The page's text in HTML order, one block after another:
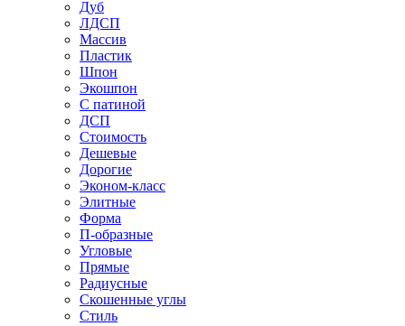
Дуб
ЛДСП
Массив
Пластик
Шпон
Экошпон
С патиной
ДСП
Стоимость
Дешевые
Дорогие
Эконом-класс
Элитные
Форма
П-образные
Угловые
Прямые
Радиусные
Скошенные углы
Стиль